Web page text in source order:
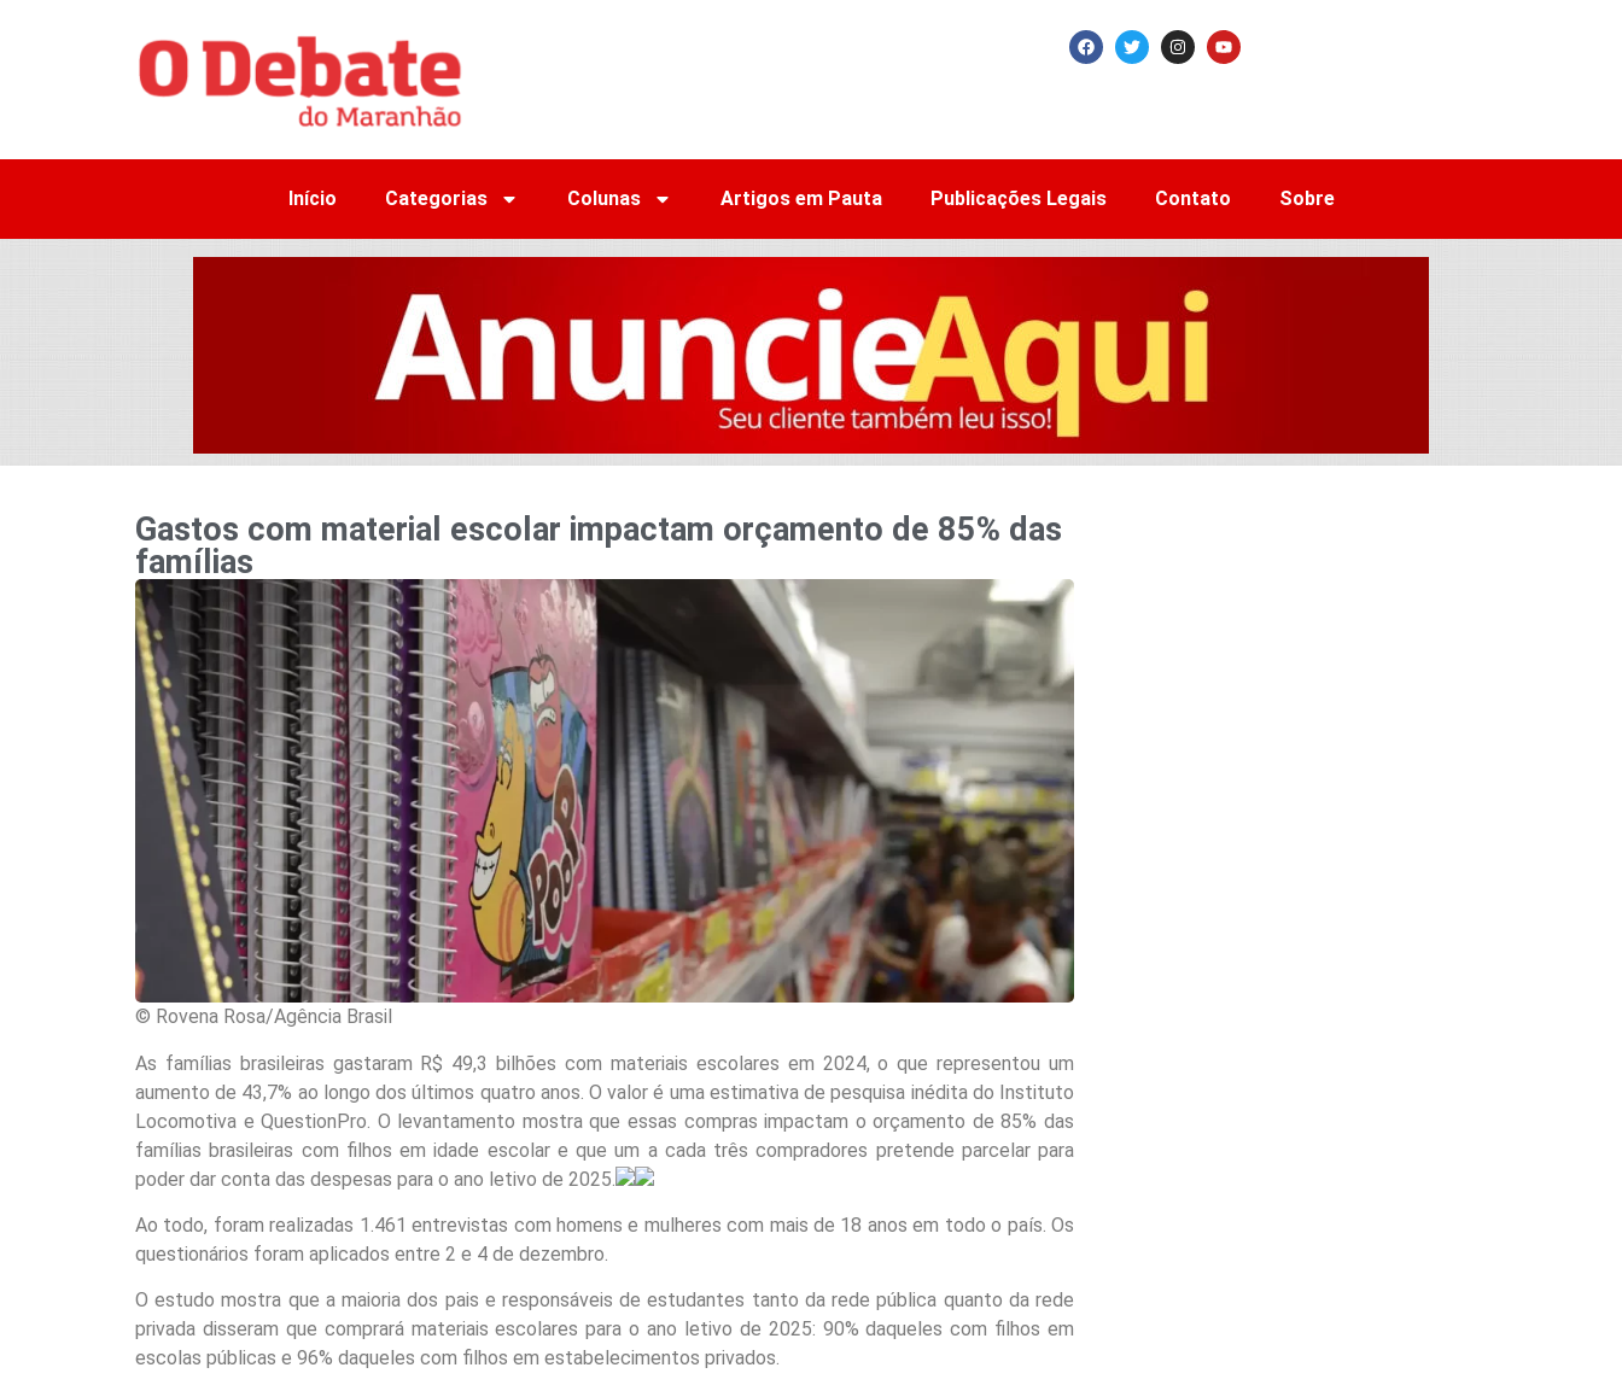
Início Categorias Colunas Artigos em Pauta Publicações Legais Contato Sobre
Gastos com material escolar impactam orçamento de 85% das
famílias
© Rovena Rosa/Agência Brasil
As famílias brasileiras gastaram R$ 49,3 bilhões com materiais escolares em 2024, o que representou um
aumento de 43,7% ao longo dos últimos quatro anos. O valor é uma estimativa de pesquisa inédita do Instituto
Locomotiva e QuestionPro. O levantamento mostra que essas compras impactam o orçamento de 85% das
famílias brasileiras com filhos em idade escolar e que um a cada três compradores pretende parcelar para
poder dar conta das despesas para o ano letivo de 2025.
Ao todo, foram realizadas 1.461 entrevistas com homens e mulheres com mais de 18 anos em todo o país. Os
questionários foram aplicados entre 2 e 4 de dezembro.
O estudo mostra que a maioria dos pais e responsáveis de estudantes tanto da rede pública quanto da rede
privada disseram que comprará materiais escolares para o ano letivo de 2025: 90% daqueles com filhos em
escolas públicas e 96% daqueles com filhos em estabelecimentos privados.